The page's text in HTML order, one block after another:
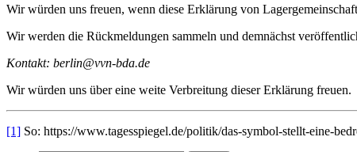
Wir würden uns freuen, wenn diese Erklärung von
Wir werden die Rückmeldungen sammeln und demnächst
Kontakt: berlin@vvn-bda.de
Wir würden uns über eine weite Verbreitung dieser Erklärung freuen.
[1] So: https://www.tagesspiegel.de/politik/das-symbol-stellt-eine-